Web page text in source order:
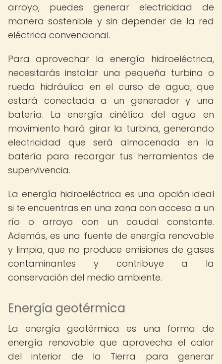
arroyo, puedes generar electricidad de
manera sostenible y sin depender de la red
eléctrica convencional.
Para aprovechar la energía hidroeléctrica,
necesitarás instalar una pequeña turbina o
rueda hidráulica en el curso de agua, que
estará conectada a un generador y una
batería. La energía cinética del agua en
movimiento hará girar la turbina, generando
electricidad que será almacenada en la
batería para recargar tus herramientas de
supervivencia.
La energía hidroeléctrica es una opción ideal
si te encuentras en una zona con acceso a un
río o arroyo con un caudal constante.
Además, es una fuente de energía renovable
y limpia, que no produce emisiones de gases
contaminantes y contribuye a la
conservación del medio ambiente.
Energía geotérmica
La energía geotérmica es una forma de
energía renovable que aprovecha el calor
del interior de la Tierra para generar